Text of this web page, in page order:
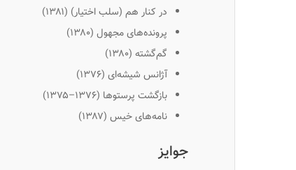
در کنار هم (سلب اختیار) (۱۳۸۱)
پرونده‌های مجهول (۱۳۸۰)
گم‌گشته (۱۳۸۰)
آژانس شیشه‌ای (۱۳۷۶)
بازگشت پرستوها (۱۳۷۶–۱۳۷۵)
نامه‌های خیس (۱۳۸۷)
جوایز